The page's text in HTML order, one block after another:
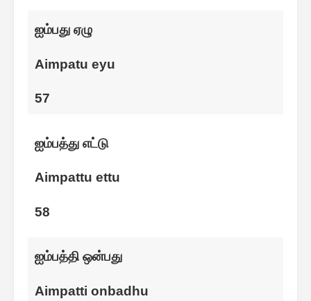
ஐம்பது ஏழு
Aimpatu eyu
57
ஐம்பத்து எட்டு
Aimpattu ettu
58
ஐம்பத்தி ஒன்பது
Aimpatti onbadhu